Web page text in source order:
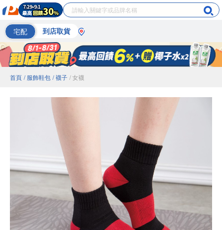
宅配 到店取貨
首頁 / 服飾鞋包 / 襪子 / 女襪